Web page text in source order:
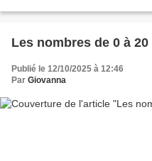
Les nombres de 0 à 20
Publié le 12/10/2025 à 12:46
Par Giovanna